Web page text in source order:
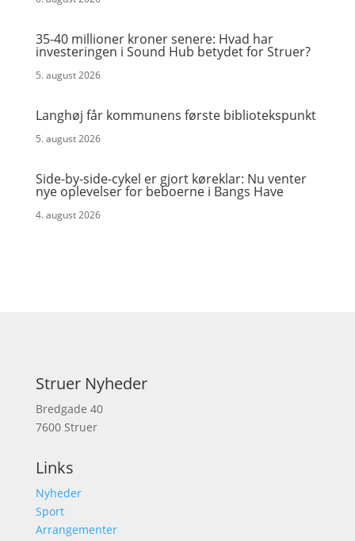
35-40 millioner kroner senere: Hvad har
investeringen i Sound Hub betydet for Struer?
5. august 2026
Langhøj får kommunens første bibliotekspunkt
5. august 2026
Side-by-side-cykel er gjort køreklar: Nu venter
nye oplevelser for beboerne i Bangs Have
4. august 2026
Struer Nyheder
Bredgade 40
7600 Struer
Links
Nyheder
Sport
Arrangementer